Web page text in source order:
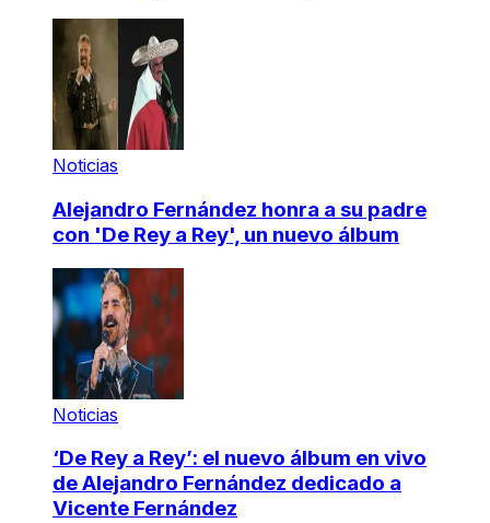
Noticias
Alejandro Fernández honra a su padre
con 'De Rey a Rey', un nuevo álbum
Noticias
‘De Rey a Rey’: el nuevo álbum en vivo
de Alejandro Fernández dedicado a
Vicente Fernández